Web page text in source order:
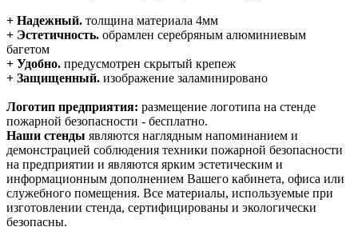
+ Надежный. толщина материала 4мм
+ Эстетичность. обрамлен серебряным алюминиевым
багетом
+ Удобно. предусмотрен скрытый крепеж
+ Защищенный. изображение заламинировано
Логотип предприятия: размещение логотипа на стенде
пожарной безопасности - бесплатно.
Наши стенды являются наглядным напоминанием и
демонстрацией соблюдения техники пожарной безопасности
на предприятии и являются ярким эстетическим и
информационным дополнением Вашего кабинета, офиса или
служебного помещения. Все материалы, используемые при
изготовлении стенда, сертифицированы и экологически
безопасны.